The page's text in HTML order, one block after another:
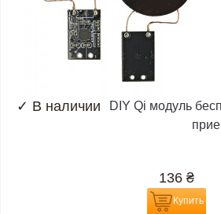
✓ В наличии
DIY Qi модуль
136 ₴
Купить